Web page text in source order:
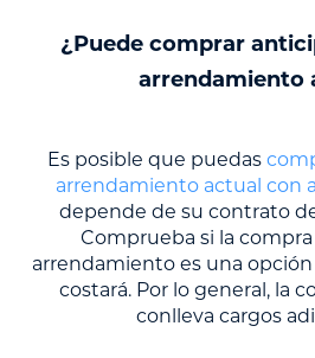
¿Puede comprar
arrendamiento
Es posible que puedas
arrendamiento actual con
depende de su contrato
Comprueba si la
arrendamiento es una opción
costará. Por lo general, la
conlleva cargos